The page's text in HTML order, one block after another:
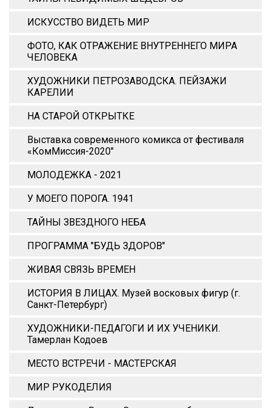
ИСКУССТВО ВИДЕТЬ МИР
ФОТО, КАК ОТРАЖЕНИЕ ВНУТРЕННЕГО МИРА
ЧЕЛОВЕКА
ХУДОЖНИКИ ПЕТРОЗАВОДСКА. ПЕЙЗАЖИ
КАРЕЛИИ
НА СТАРОЙ ОТКРЫТКЕ
Выставка современного комикса от фестиваля
«КомМиссия-2020"
МОЛОДЕЖКА - 2021
У МОЕГО ПОРОГА. 1941
ТАЙНЫ ЗВЕЗДНОГО НЕБА
ПРОГРАММА "БУДЬ ЗДОРОВ"
ЖИВАЯ СВЯЗЬ ВРЕМЕН
ИСТОРИЯ В ЛИЦАХ. Музей восковых фигур (г.
Санкт-Петербург)
ХУДОЖНИКИ-ПЕДАГОГИ И ИХ УЧЕНИКИ.
Тамерлан Кодоев
МЕСТО ВСТРЕЧИ - МАСТЕРСКАЯ
МИР РУКОДЕЛИЯ